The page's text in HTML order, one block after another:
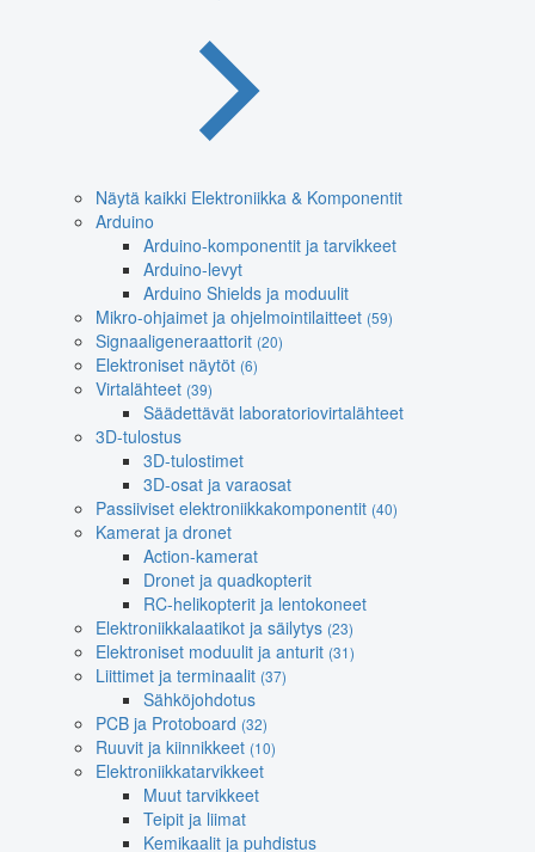
Näytä kaikki Elektroniikka & Komponentit
Arduino
Arduino-komponentit ja tarvikkeet
Arduino-levyt
Arduino Shields ja moduulit
Mikro-ohjaimet ja ohjelmointilaitteet (59)
Signaaligeneraattorit (20)
Elektroniset näytöt (6)
Virtalähteet (39)
Säädettävät laboratoriovirtalähteet
3D-tulostus
3D-tulostimet
3D-osat ja varaosat
Passiiviset elektroniikkakomponentit (40)
Kamerat ja dronet
Action-kamerat
Dronet ja quadkopterit
RC-helikopterit ja lentokoneet
Elektroniikkalaatikot ja säilytys (23)
Elektroniset moduulit ja anturit (31)
Liittimet ja terminaalit (37)
Sähköjohdotus
PCB ja Protoboard (32)
Ruuvit ja kiinnikkeet (10)
Elektroniikkatarvikkeet
Muut tarvikkeet
Teipit ja liimat
Kemikaalit ja puhdistus